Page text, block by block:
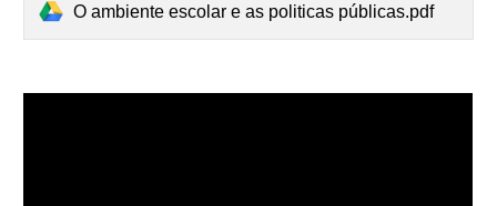
O ambiente escolar e as politicas públicas.pdf